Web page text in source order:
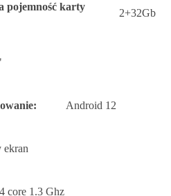
pojemność karty
2+32Gb
Android 12
ekran
core 1.3 Ghz